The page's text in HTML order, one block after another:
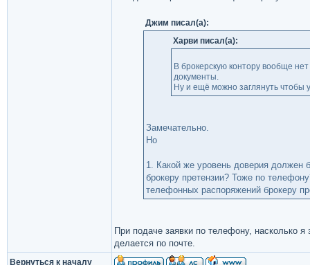
Джим писал(а):
Харви писал(а):
В брокерскую контору вообще
документы.
Ну и ещё можно заглянуть чтобы
Замечательно.
Но
1. Какой же уровень доверия должен
брокеру претензии? Тоже по
телефонных распоряжений брокеру
При подаче заявки по телефону, насколько
делается по почте.
Вернуться к началу